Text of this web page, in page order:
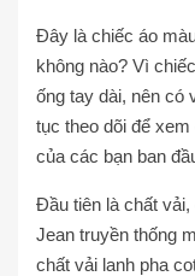
Đây là chiếc áo
không nào? Vì
ống tay dài, nên có
tục theo dõi để
của các bạn ban
Đầu tiên là chất
Jean truyền thống
chất vải lanh pha